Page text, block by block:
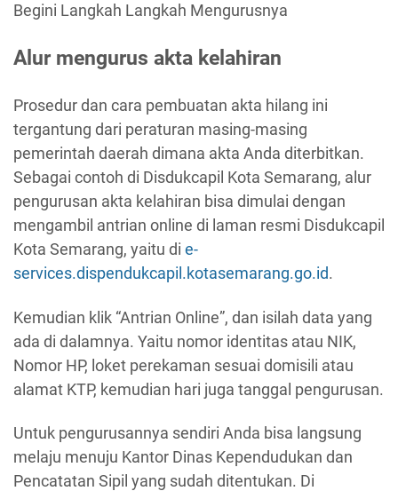
Begini Langkah Langkah Mengurusnya
Alur mengurus akta kelahiran
Prosedur dan cara pembuatan akta hilang ini
tergantung dari peraturan masing-masing
pemerintah daerah dimana akta Anda diterbitkan.
Sebagai contoh di Disdukcapil Kota Semarang, alur
pengurusan akta kelahiran bisa dimulai dengan
mengambil antrian online di laman resmi Disdukcapil
Kota Semarang, yaitu di e-
services.dispendukcapil.kotasemarang.go.id.
Kemudian klik “Antrian Online”, dan isilah data yang
ada di dalamnya. Yaitu nomor identitas atau NIK,
Nomor HP, loket perekaman sesuai domisili atau
alamat KTP, kemudian hari juga tanggal pengurusan.
Untuk pengurusannya sendiri Anda bisa langsung
melaju menuju Kantor Dinas Kependudukan dan
Pencatatan Sipil yang sudah ditentukan. Di